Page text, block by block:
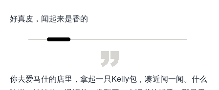
好真皮，闻起来是香的
你去爱马仕的店里，拿起一只Kelly包，凑近闻一闻。什么